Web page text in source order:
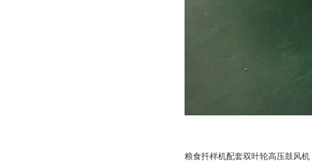
粮食扦样机配套双叶轮高压鼓风机